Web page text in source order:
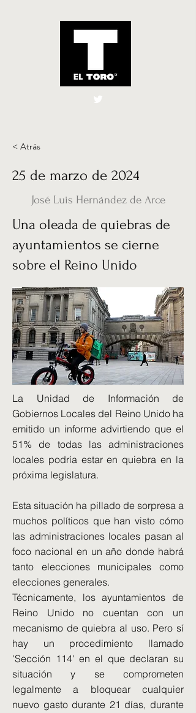
El Toro España
< Atrás
25 de marzo de 2024
José Luis Hernández de Arce
Una oleada de quiebras de
ayuntamientos se cierne
sobre el Reino Unido
La Unidad de Información de
Gobiernos Locales del Reino Unido ha
emitido un informe advirtiendo que el
51% de todas las administraciones
locales podría estar en quiebra en la
próxima legislatura.
Esta situación ha pillado de sorpresa a
muchos políticos que han visto cómo
las administraciones locales pasan al
foco nacional en un año donde habrá
tanto elecciones municipales como
elecciones generales.
Técnicamente, los ayuntamientos de
Reino Unido no cuentan con un
mecanismo de quiebra al uso. Pero sí
hay un procedimiento llamado
'Sección 114' en el que declaran su
situación y se comprometen
legalmente a bloquear cualquier
nuevo gasto durante 21 días, durante